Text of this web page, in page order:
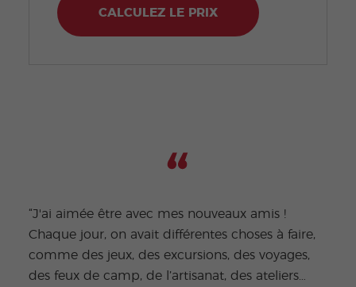
CALCULEZ LE PRIX
“J'ai aimée être avec mes nouveaux amis !
Chaque jour, on avait différentes choses à faire,
comme des jeux, des excursions, des voyages,
des feux de camp, de l’artisanat, des ateliers…